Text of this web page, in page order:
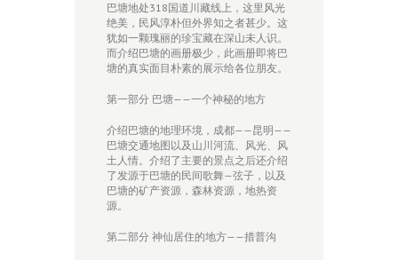
巴塘地处318国道川藏线上，这里风光
绝美，民风淳朴但外界知之者甚少。这
犹如一颗瑰丽的珍宝藏在深山未人识。
而介绍巴塘的画册极少，此画册即将巴
塘的真实面目朴素的展示给各位朋友。
第一部分 巴塘——一个神秘的地方
介绍巴塘的地理环境，成都——昆明——
巴塘交通地图以及山川河流、风光、风
土人情。介绍了主要的景点之后还介绍
了发源于巴塘的民间歌舞—弦子，以及
巴塘的矿产资源，森林资源，地热资
源。
第二部分 神仙居住的地方——措普沟